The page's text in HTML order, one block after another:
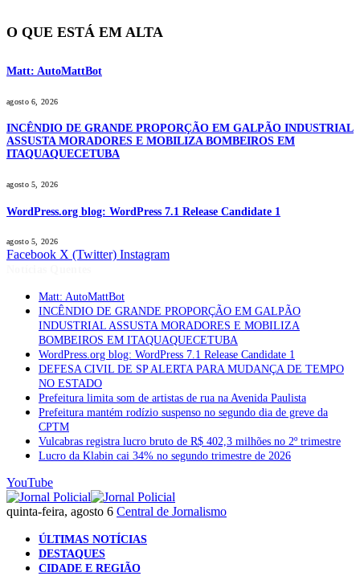
O QUE ESTÁ EM ALTA
Matt: AutoMattBot
agosto 6, 2026
INCÊNDIO DE GRANDE PROPORÇÃO EM GALPÃO INDUSTRIAL
ASSUSTA MORADORES E MOBILIZA BOMBEIROS EM
ITAQUAQUECETUBA
agosto 5, 2026
WordPress.org blog: WordPress 7.1 Release Candidate 1
agosto 5, 2026
Facebook X (Twitter) Instagram
Matt: AutoMattBot
INCÊNDIO DE GRANDE PROPORÇÃO EM GALPÃO
INDUSTRIAL ASSUSTA MORADORES E MOBILIZA
BOMBEIROS EM ITAQUAQUECETUBA
WordPress.org blog: WordPress 7.1 Release Candidate 1
DEFESA CIVIL DE SP ALERTA PARA MUDANÇA DE TEMPO
NO ESTADO
Prefeitura limita som de artistas de rua na Avenida Paulista
Prefeitura mantém rodízio suspenso no segundo dia de greve da
CPTM
Vulcabras registra lucro bruto de R$ 402,3 milhões no 2º trimestre
Lucro da Klabin cai 34% no segundo trimestre de 2026
YouTube
quinta-feira, agosto 6 Central de Jornalismo
ÚLTIMAS NOTÍCIAS
DESTAQUES
CIDADE E REGIÃO